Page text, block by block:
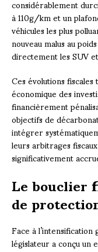
à 110g/km et un
véhicules les plus
nouveau malus au
directement les SUV
Ces évolutions
économique des
financièrement
objectifs de
intégrer
leurs arbitrages
significativement
Le bouclier
de
Face à
législateur a conçu un